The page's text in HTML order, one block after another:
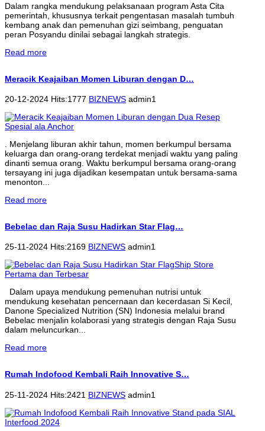
Dalam rangka mendukung pelaksanaan program Asta Cita
pemerintah, khususnya terkait pengentasan masalah tumbuh
kembang anak dan pemenuhan gizi seimbang, penguatan
peran Posyandu dinilai sebagai langkah strategis.
Read more
Meracik Keajaiban Momen Liburan dengan D…
20-12-2024 Hits:1777 BIZNEWS admin1
. Menjelang liburan akhir tahun, momen berkumpul bersama
keluarga dan orang-orang terdekat menjadi waktu yang paling
dinanti semua orang. Waktu berkumpul bersama orang-orang
tersayang ini juga dijadikan kesempatan untuk bersama-sama
menonton...
Read more
Bebelac dan Raja Susu Hadirkan Star Flag…
25-11-2024 Hits:2169 BIZNEWS admin1
Dalam upaya mendukung pemenuhan nutrisi untuk
mendukung kesehatan pencernaan dan kecerdasan Si Kecil,
Danone Specialized Nutrition (SN) Indonesia melalui brand
Bebelac menjalin kolaborasi yang strategis dengan Raja Susu
dalam meluncurkan...
Read more
Rumah Indofood Kembali Raih Innovative S…
25-11-2024 Hits:2421 BIZNEWS admin1